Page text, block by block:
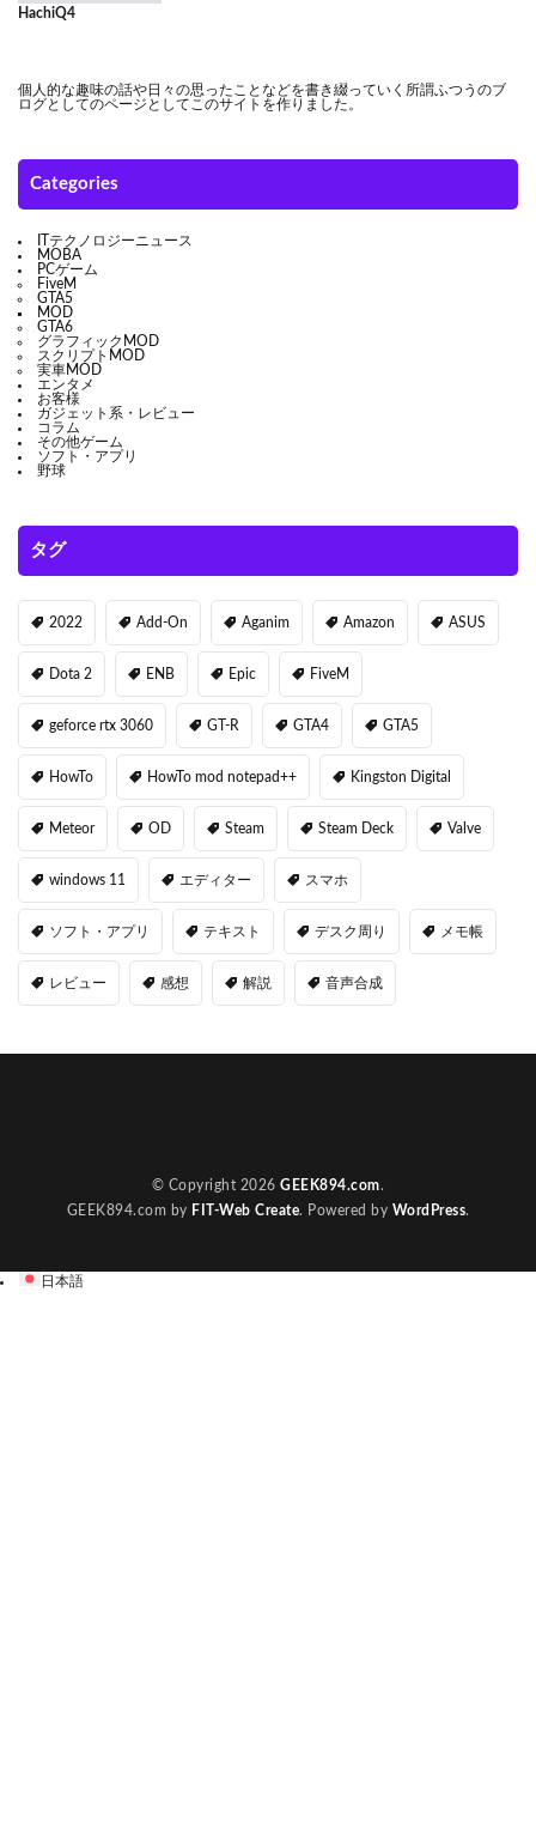
HachiQ4
個人的な趣味の話や日々の思ったことなどを書き綴っていく所謂ふつうのブ
ログとしてのページとしてこのサイトを作りました。
Categories
ITテクノロジーニュース
MOBA
PCゲーム
FiveM
GTA5
MOD
GTA6
グラフィックMOD
スクリプトMOD
実車MOD
エンタメ
お客様
ガジェット系・レビュー
コラム
その他ゲーム
ソフト・アプリ
野球
タグ
2022 Add-On Aganim Amazon ASUS
Dota 2 ENB Epic FiveM
geforce rtx 3060 GT-R GTA4 GTA5
HowTo HowTo mod notepad++ Kingston Digital
Meteor OD Steam Steam Deck Valve
windows 11 エディター スマホ
ソフト・アプリ テキスト デスク周り メモ帳
レビュー 感想 解説 音声合成
© Copyright 2026GEEK894.com.
GEEK894.com by FIT-Web Create. Powered by WordPress.
日本語